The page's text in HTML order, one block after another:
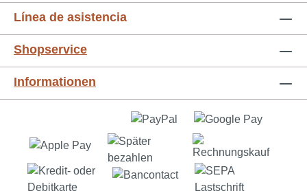
Línea de asistencia
Shopservice
Informationen